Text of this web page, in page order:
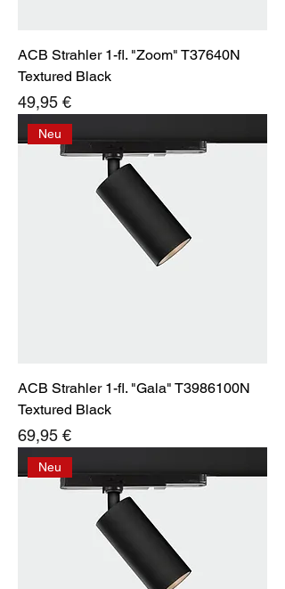
ACB Strahler 1-fl. "Zoom" T37640N
Textured Black
Preis
49,95 €
Neu
ACB Strahler 1-fl. "Gala" T3986100N
Textured Black
Preis
69,95 €
Neu